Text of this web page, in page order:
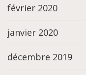
février 2020
janvier 2020
décembre 2019